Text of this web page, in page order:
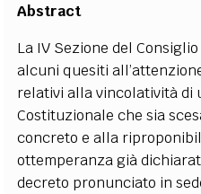
Abstract
La IV Sezione del
alcuni quesiti
relativi alla vincolatività di
Costituzionale che sia
concreto e alla
ottemperanza già
decreto pronunciato in